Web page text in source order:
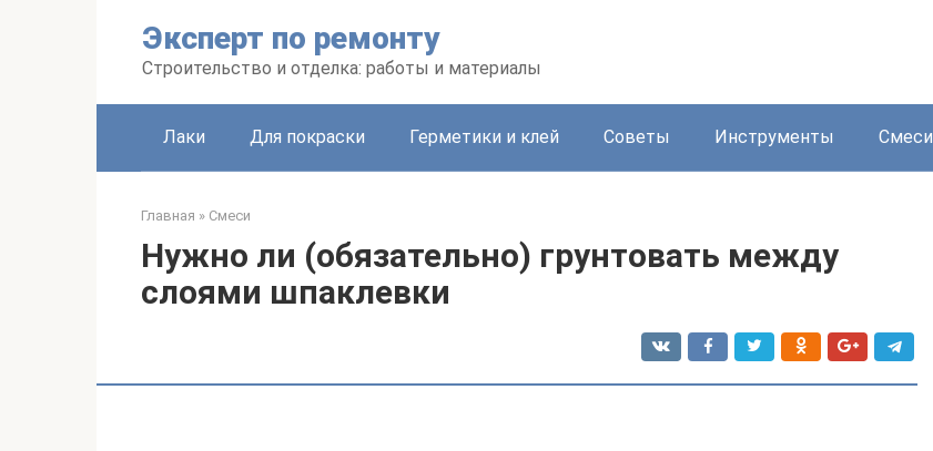
Эксперт по ремонту
Строительство и отделка: работы и материалы
Лаки Для покраски Герметики и клей Советы Инструменты Смеси
Главная » Смеси
Нужно ли (обязательно) грунтовать между
слоями шпаклевки